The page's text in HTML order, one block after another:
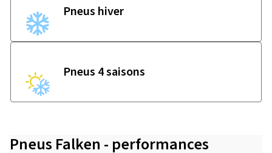
Pneus hiver
Pneus 4 saisons
Pneus Falken - performances